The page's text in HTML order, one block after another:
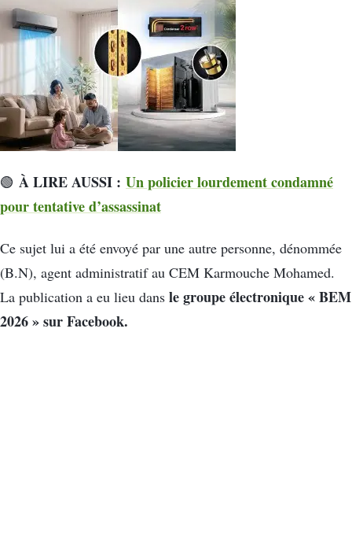
🟢 À LIRE AUSSI : Un policier lourdement condamné
pour tentative d’assassinat
Ce sujet lui a été envoyé par une autre personne, dénommée
(B.N), agent administratif au CEM Karmouche Mohamed.
La publication a eu lieu dans le groupe électronique « BEM
2026 » sur Facebook.